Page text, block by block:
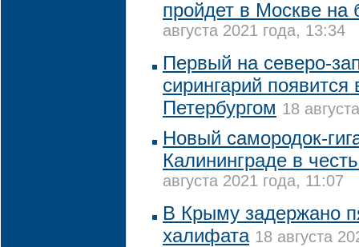
пройдет в Москве на
августа 2021 года, 13:34
Первый на северо-
сирингарий появится
Петербургом 18
Новый самородок-
Калининграде в
августа 2021 года, 11:07
В Крыму задержано
халифата 18 августа